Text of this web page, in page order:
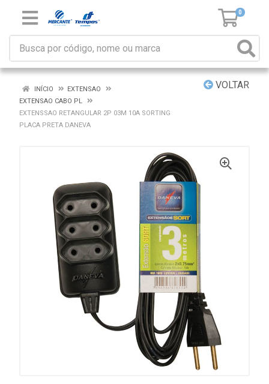
0
VOLTAR
INÍCIO
EXTENSAO
EXTENSAO CABO PL
EXTENSSAO RETANGULAR 2P 03M 10A SORTING
PLACA PRETA DANEVA